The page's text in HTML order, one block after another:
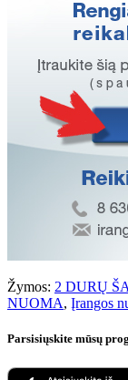
Žymos: 2 DURŲ
NUOMA, Įrangos
Parsisiųskite mūsų